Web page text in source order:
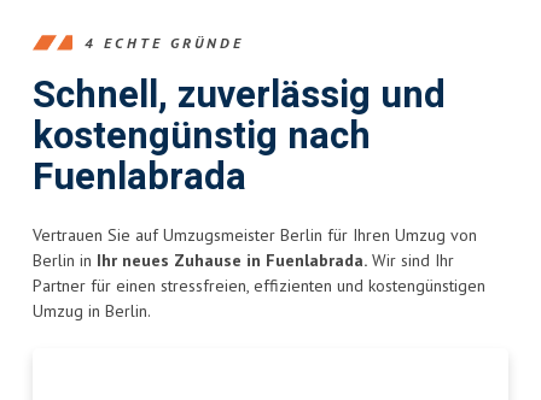
4 ECHTE GRÜNDE
Schnell, zuverlässig und
kostengünstig nach
Fuenlabrada
Vertrauen Sie auf Umzugsmeister Berlin für Ihren Umzug von
Berlin in Ihr neues Zuhause in Fuenlabrada. Wir sind Ihr
Partner für einen stressfreien, effizienten und kostengünstigen
Umzug in Berlin.